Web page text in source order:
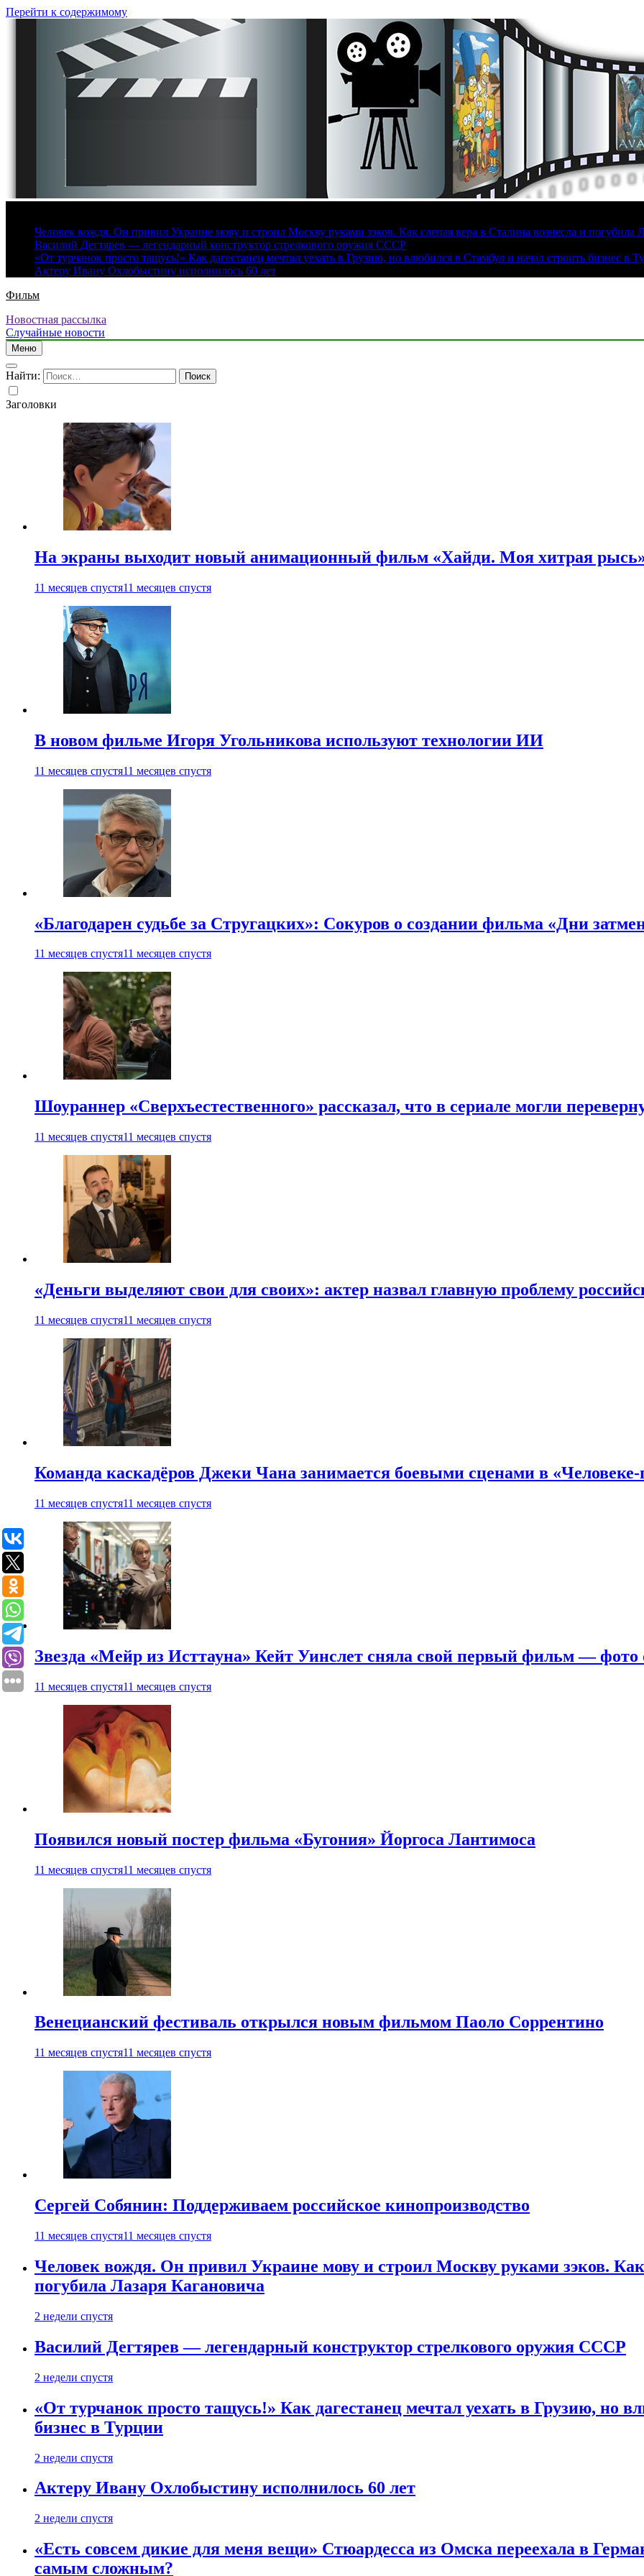
Перейти к содержимому
Человек вождя. Он привил Украине мову и строил Москву руками зэков. Как слепая вера в Сталина вознесла и погубила
Василий Дегтярев — легендарный конструктор стрелкового оружия СССР
«От турчанок просто тащусь!» Как дагестанец мечтал уехать в Грузию, но влюбился в Стамбул и начал строить бизнес в
Актеру Ивану Охлобыстину исполнилось 60 лет
Фильм
Новостная рассылка
Случайные новости
Меню
Найти:
Заголовки
На экраны выходит новый анимационный фильм «Хайди. Моя хитрая
11 месяцев спустя11 месяцев спустя
В новом фильме Игоря Угольникова используют технологии ИИ
11 месяцев спустя11 месяцев спустя
«Благодарен судьбе за Стругацких»: Сокуров о создании фильма «Дни
11 месяцев спустя11 месяцев спустя
Шоураннер «Сверхъестественного» рассказал, что в сериале могли
11 месяцев спустя11 месяцев спустя
«Деньги выделяют свои для своих»: актер назвал главную проблему
11 месяцев спустя11 месяцев спустя
Команда каскадёров Джеки Чана занимается боевыми сценами в «Человеке-
11 месяцев спустя11 месяцев спустя
Звезда «Мейр из Исттауна» Кейт Уинслет сняла свой первый фильм — фото
11 месяцев спустя11 месяцев спустя
Появился новый постер фильма «Бугония» Йоргоса Лантимоса
11 месяцев спустя11 месяцев спустя
Венецианский фестиваль открылся новым фильмом Паоло Соррентино
11 месяцев спустя11 месяцев спустя
Сергей Собянин: Поддерживаем российское кинопроизводство
11 месяцев спустя11 месяцев спустя
Человек вождя. Он привил Украине мову и строил Москву руками зэков.
погубила Лазаря Кагановича
2 недели спустя
Василий Дегтярев — легендарный конструктор стрелкового оружия СССР
2 недели спустя
«От турчанок просто тащусь!» Как дагестанец мечтал уехать в Грузию, но
бизнес в Турции
2 недели спустя
Актеру Ивану Охлобыстину исполнилось 60 лет
2 недели спустя
«Есть совсем дикие для меня вещи» Стюардесса из Омска переехала в
самым сложным?